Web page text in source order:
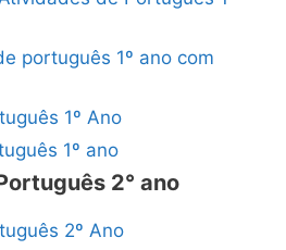
português 1º ano com
1º Ano
1º ano
2° ano
2º Ano